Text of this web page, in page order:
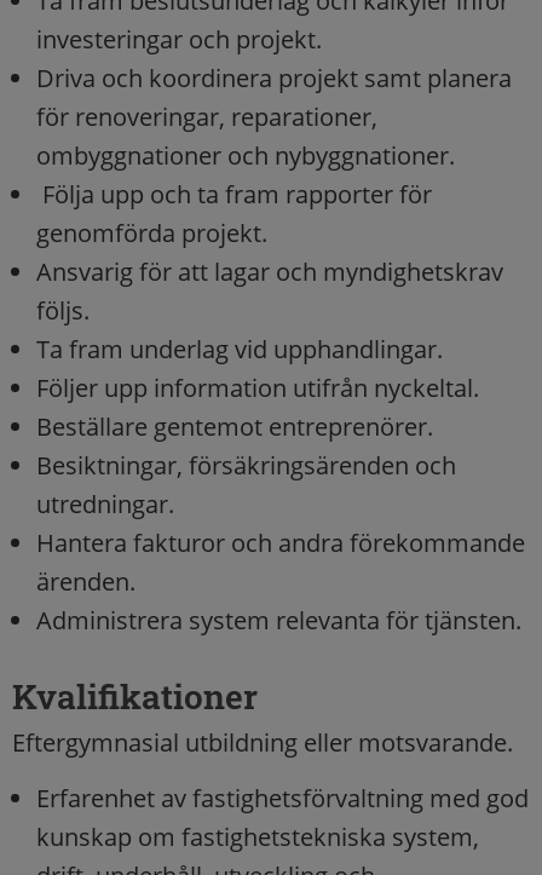
investeringar och projekt.
Driva och koordinera projekt samt planera
för renoveringar, reparationer,
ombyggnationer och nybyggnationer.
Följa upp och ta fram rapporter för
genomförda projekt.
Ansvarig för att lagar och myndighetskrav
följs.
Ta fram underlag vid upphandlingar.
Följer upp information utifrån nyckeltal.
Beställare gentemot entreprenörer.
Besiktningar, försäkringsärenden och
utredningar.
Hantera fakturor och andra förekommande
ärenden.
Administrera system relevanta för tjänsten.
Kvalifikationer
Eftergymnasial utbildning eller motsvarande.
Erfarenhet av fastighetsförvaltning med god
kunskap om fastighetstekniska system,